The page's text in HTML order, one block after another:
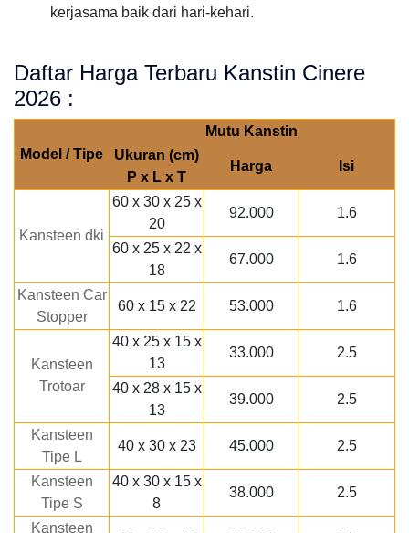
kerjasama baik dari hari-kehari.
Daftar Harga Terbaru Kanstin Cinere
2026 :
Model / Tipe
Mutu Kanstin
Ukuran (cm)
P x L x T
Harga Isi
Kansteen dki
60 x 30 x 25 x
20
92.000 1.6
60 x 25 x 22 x
18
67.000 1.6
Kansteen Car
Stopper
60 x 15 x 22 53.000 1.6
Kansteen
Trotoar
40 x 25 x 15 x
13
33.000 2.5
40 x 28 x 15 x
13
39.000 2.5
Kansteen
Tipe L
40 x 30 x 23 45.000 2.5
Kansteen
Tipe S
40 x 30 x 15 x
8
38.000 2.5
Kansteen